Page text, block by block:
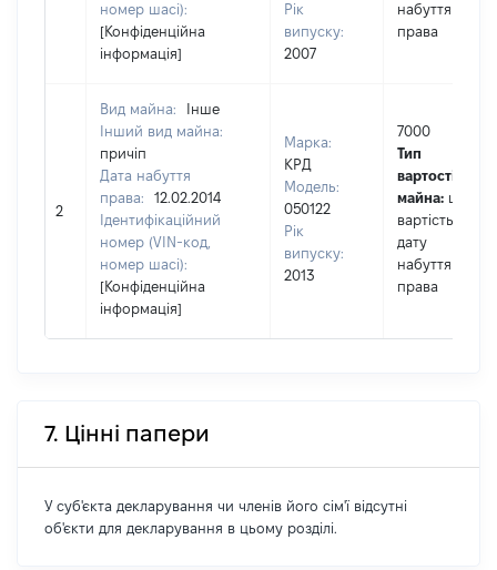
номер шасі):
[Конфіденційна
інформація]
Рік
випуску:
2007
набуття
права
2
Вид майна:
Інше
Інший вид майна:
причіп
Дата набуття
права:
12.02.2014
Ідентифікаційний
номер (VIN-код,
номер шасі):
[Конфіденційна
інформація]
Марка:
КРД
Модель:
050122
Рік
випуску:
2013
7000
Тип
вартості
майна: це
вартість на
дату
набуття
права
7. Цінні папери
У суб'єкта декларування чи членів його сім'ї відсутні
об'єкти для декларування в цьому розділі.